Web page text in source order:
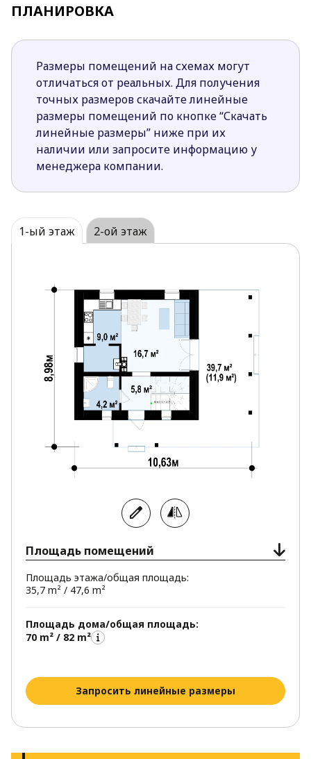
Преимущества проекта
Простая форма дома, его небольшая площадь,
экономии денежных средств во время
строительства и эксплуатации.
Открытая кухня зрительно увеличивает
пространство дневной зоны. При желании ее
можно сделать полностью или частично
закрытой, чтобы отделить хозяйственный быт
от остального пространства.
Большая крытая терраса станет прекрасным
тому же она позволит приготовить вкусный
гриль в любую погоду.
хозяйственной утвари.
Планировка мансарды позволяет вносить
изменения. Так, например, можно отказаться
от самой маленькой спальни и разместить в
ней ванную, «отдав» шкаф большой комнате.
Ярко выраженный традиционный стиль по
достоинству оценят любители классики в
архитектуре.
ПЛАНИРОВКА
Размеры помещений на схемах могут
отличаться от реальных. Для получения
точных размеров скачайте линейные
размеры помещений по кнопке “Скачать
линейные размеры” ниже при их
наличии или запросите информацию у
менеджера компании.
1-ый этаж 2-ой этаж
Площадь помещений
Площадь этажа/общая площадь:
35,7 m² / 47,6 m²
Площадь дома/общая площадь:
70 m² / 82 m²
Запросить линейные размеры